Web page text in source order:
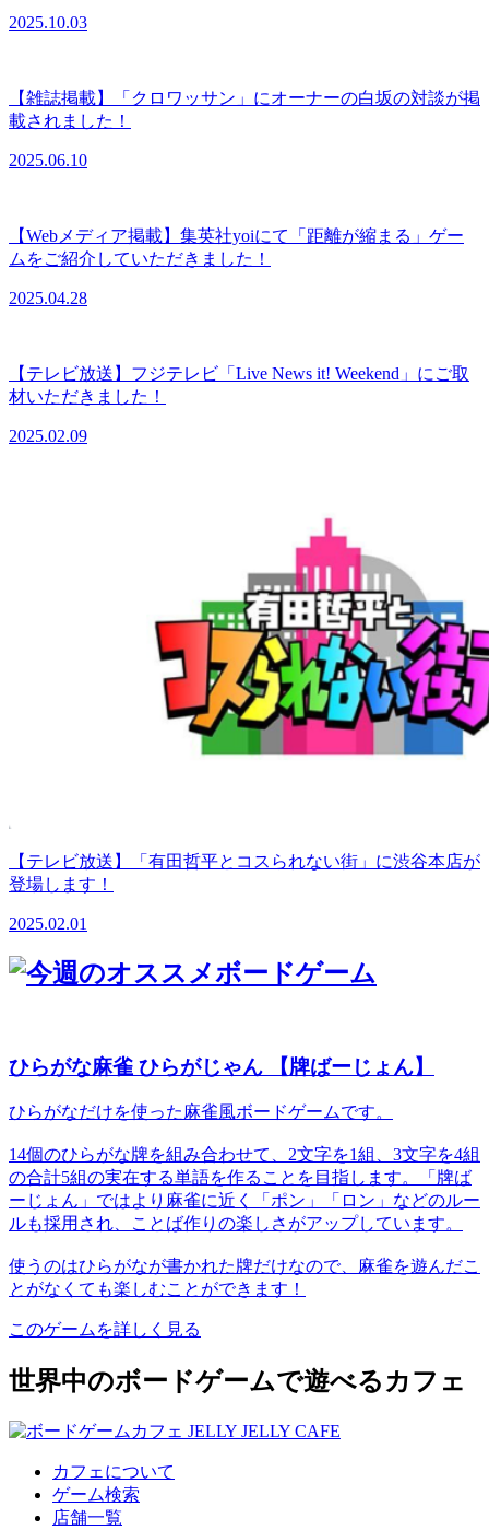
2025.10.03
【雑誌掲載】「クロワッサン」にオーナーの白坂の対談が掲
載されました！
2025.06.10
【Webメディア掲載】集英社yoiにて「距離が縮まる」ゲー
ムをご紹介していただきました！
2025.04.28
【テレビ放送】フジテレビ「Live News it! Weekend」にご取
材いただきました！
2025.02.09
【テレビ放送】「有田哲平とコスられない街」に渋谷本店が
登場します！
2025.02.01
ひらがな麻雀 ひらがじゃん 【牌ばーじょん】
ひらがなだけを使った麻雀風ボードゲームです。
14個のひらがな牌を組み合わせて、2文字を1組、3文字を4組
の合計5組の実在する単語を作ることを目指します。「牌ば
ーじょん」ではより麻雀に近く「ポン」「ロン」などのルー
ルも採用され、ことば作りの楽しさがアップしています。
使うのはひらがなが書かれた牌だけなので、麻雀を遊んだこ
とがなくても楽しむことができます！
このゲームを詳しく見る
世界中のボードゲームで遊べるカフェ
カフェについて
ゲーム検索
店舗一覧